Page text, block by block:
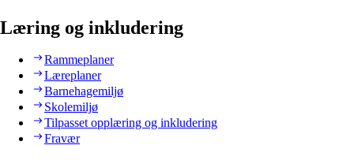
Læring og inkludering
Rammeplaner
Læreplaner
Barnehagemiljø
Skolemiljø
Tilpasset opplæring og inkludering
Fravær